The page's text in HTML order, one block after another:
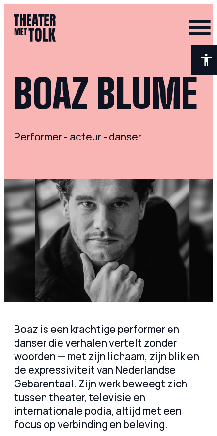
BOAZ BLUME
Performer - acteur - danser
Boaz is een krachtige performer en
danser die verhalen vertelt zonder
woorden — met zijn lichaam, zijn blik en
de expressiviteit van Nederlandse
Gebarentaal. Zijn werk beweegt zich
tussen theater, televisie en
internationale podia, altijd met een
focus op verbinding en beleving.